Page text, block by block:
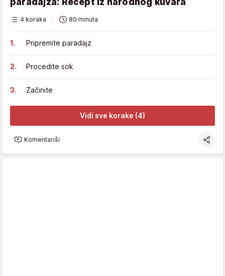
4 koraka 80 minuta
Pripremite paradajz
Procedite sok
Začinite
Vidi sve korake (4)
Komentariši